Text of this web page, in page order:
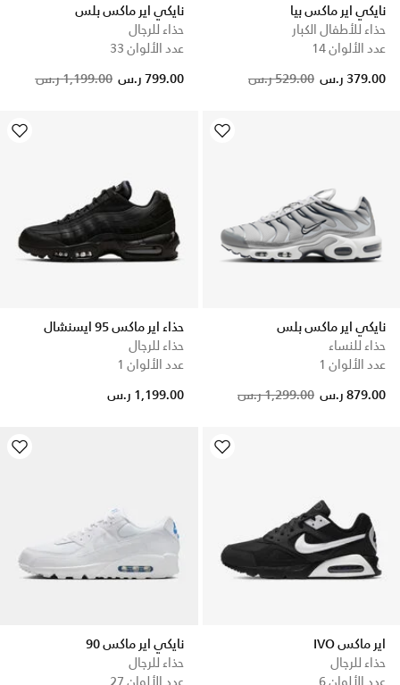
نايكي اير ماكس بيا
حذاء للأطفال الكبار
عدد الألوان 14
529.00 ر.س
379.00 ر.س
نايكي اير ماكس بلس
حذاء للرجال
عدد الألوان 33
Price reduced from
1,199.00 ر.س 799.00 ر.س
نايكي اير ماكس بلس
حذاء للنساء
عدد الألوان 1
1,299.00 ر.س
879.00 ر.س
حذاء اير ماكس 95 ايسنشال
حذاء للرجال
عدد الألوان 1
1,199.00 ر.س
اير ماكس IVO
حذاء للرجال
نايكي اير ماكس 90
حذاء للرجال